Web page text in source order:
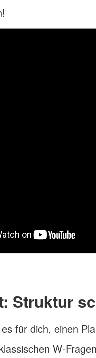
Struktur
für dich, einen
W-